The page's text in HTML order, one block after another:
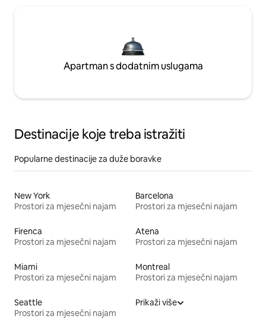
Apartman s dodatnim uslugama
Destinacije koje treba istražiti
Popularne destinacije za duže boravke
New York
Prostori za mjesečni najam
Barcelona
Prostori za mjesečni najam
Firenca
Prostori za mjesečni najam
Atena
Prostori za mjesečni najam
Miami
Prostori za mjesečni najam
Montreal
Prostori za mjesečni najam
Seattle
Prostori za mjesečni najam
Prikaži više